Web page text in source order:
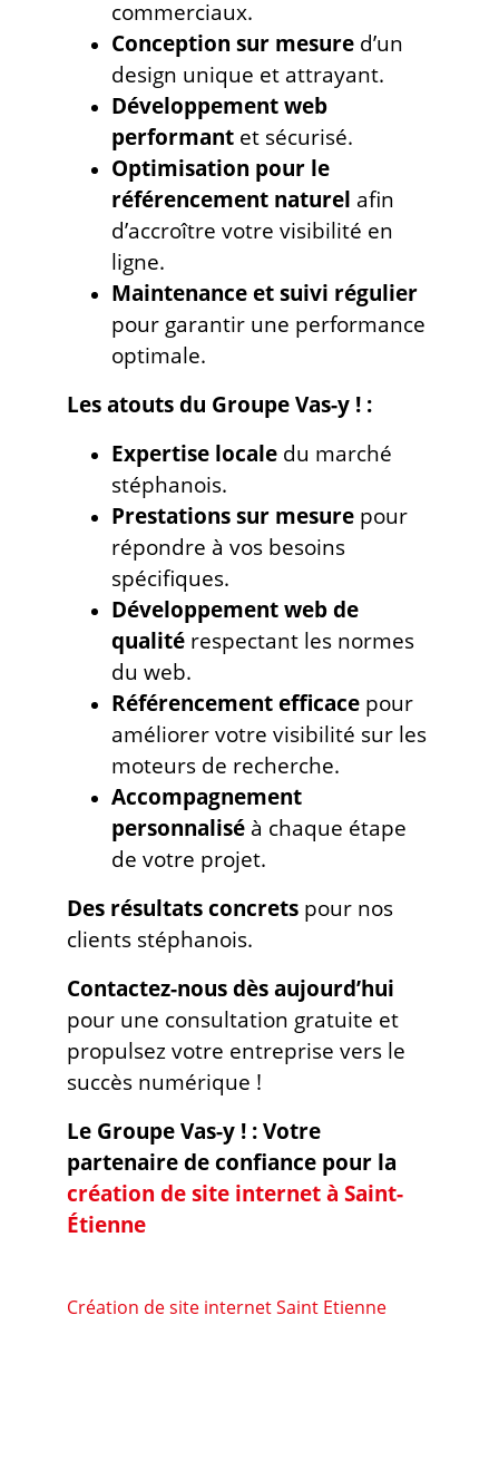
commerciaux.
Conception sur mesure d’un
design unique et attrayant.
Développement web
performant et sécurisé.
Optimisation pour le
référencement naturel afin
d’accroître votre visibilité en
ligne.
Maintenance et suivi régulier
pour garantir une performance
optimale.
Les atouts du Groupe Vas-y ! :
Expertise locale du marché
stéphanois.
Prestations sur mesure pour
répondre à vos besoins
spécifiques.
Développement web de
qualité respectant les normes
du web.
Référencement efficace pour
améliorer votre visibilité sur les
moteurs de recherche.
Accompagnement
personnalisé à chaque étape
de votre projet.
Des résultats concrets pour nos
clients stéphanois.
Contactez-nous dès aujourd’hui
pour une consultation gratuite et
propulsez votre entreprise vers le
succès numérique !
Le Groupe Vas-y ! : Votre
partenaire de confiance pour la
création de site internet à Saint-
Étienne
Création de site internet Saint Etienne